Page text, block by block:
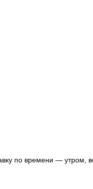
по времени — утром,